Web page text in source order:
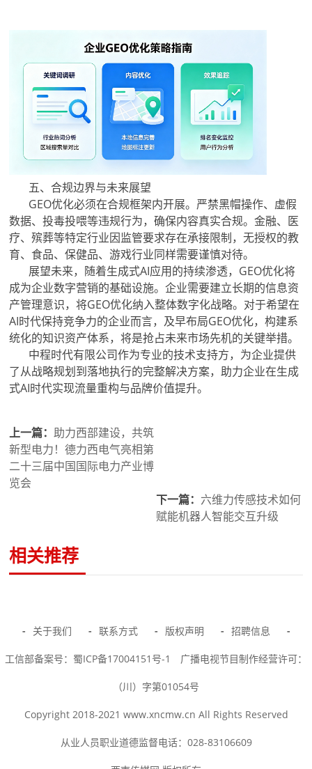
五、合规边界与未来展望
GEO优化必须在合规框架内开展。严禁黑帽操作、虚假
数据、投毒投喂等违规行为，确保内容真实合规。金融、医
疗、殡葬等特定行业因监管要求存在承接限制，无授权的教
育、食品、保健品、游戏行业同样需要谨慎对待。
展望未来，随着生成式AI应用的持续渗透，GEO优化将
成为企业数字营销的基础设施。企业需要建立长期的信息资
产管理意识，将GEO优化纳入整体数字化战略。对于希望在
AI时代保持竞争力的企业而言，及早布局GEO优化，构建系
统化的知识资产体系，将是抢占未来市场先机的关键举措。
中程时代有限公司作为专业的技术支持方，为企业提供
了从战略规划到落地执行的完整解决方案，助力企业在生成
式AI时代实现流量重构与品牌价值提升。
上一篇：助力西部建设，共筑
新型电力！德力西电气亮相第
二十三届中国国际电力产业博
览会
下一篇： 六维力传感技术如何
赋能机器人智能交互升级
相关推荐
- 关于我们 - 联系方式 - 版权声明 - 招聘信息 -
工信部备案号：蜀ICP备17004151号-1 广播电视节目制作经营许可：
（川）字第01054号
Copyright 2018-2021 www.xncmw.cn All Rights Reserved
从业人员职业道德监督电话：028-83106609